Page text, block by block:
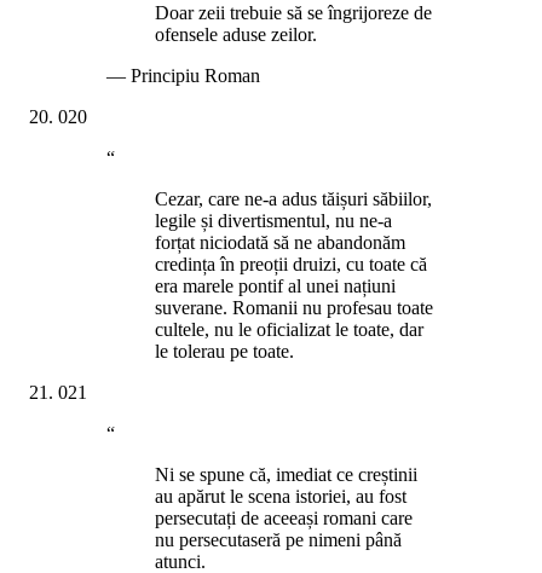
Doar zeii trebuie să se îngrijoreze de
ofensele aduse zeilor.
— Principiu Roman
020
“
Cezar, care ne-a adus tăișuri săbiilor,
legile și divertismentul, nu ne-a
forțat niciodată să ne abandonăm
credința în preoții druizi, cu toate că
era marele pontif al unei națiuni
suverane. Romanii nu profesau toate
cultele, nu le oficializat le toate, dar
le tolerau pe toate.
021
“
Ni se spune că, imediat ce creștinii
au apărut le scena istoriei, au fost
persecutați de aceeași romani care
nu persecutaseră pe nimeni până
atunci.